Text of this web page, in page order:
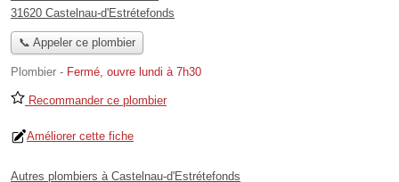
31620 Castelnau-d'Estrétefonds
📞 Appeler ce plombier
Plombier - Fermé, ouvre lundi à 7h30
Recommander ce plombier
Améliorer cette fiche
Autres plombiers à Castelnau-d'Estrétefonds